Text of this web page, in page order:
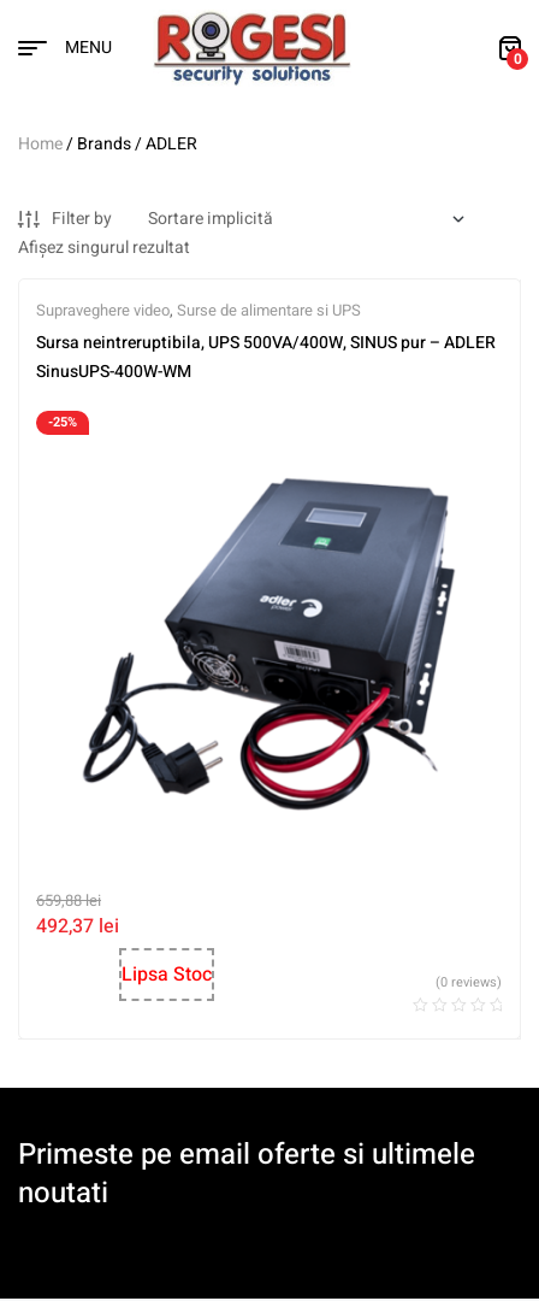
MENU 0
Home/ Brands / ADLER
Filter by
Afișez singurul rezultat
Supraveghere video, Surse de alimentare si UPS
Sursa neintreruptibila, UPS 500VA/400W, SINUS pur – ADLER
SinusUPS-400W-WM
-25%
659,88lei
492,37 lei
Lipsa Stoc
(0 reviews)
Primeste pe email oferte si ultimele
noutati